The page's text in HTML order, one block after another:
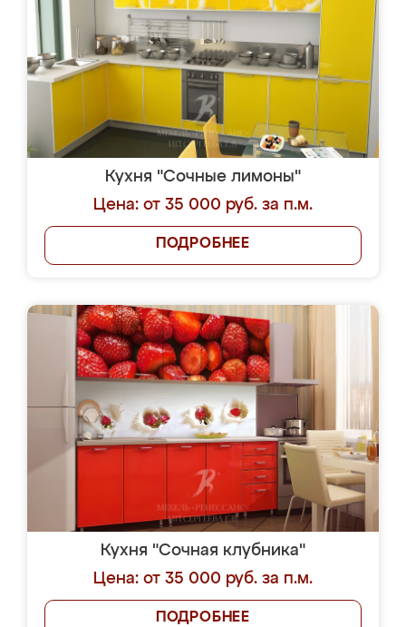
Кухня "Сочные лимоны"
Цена: от 35 000 руб. за п.м.
ПОДРОБНЕЕ
Кухня "Сочная клубника"
Цена: от 35 000 руб. за п.м.
ПОДРОБНЕЕ